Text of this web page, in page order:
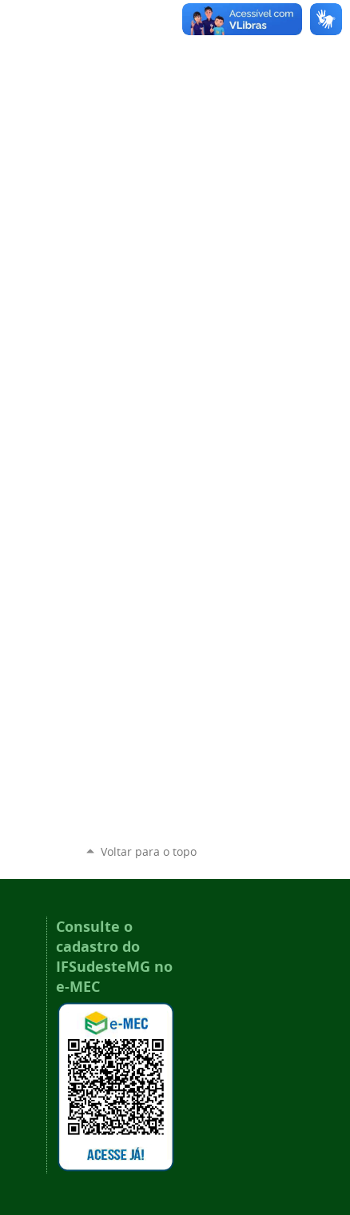
Voltar para o topo
Consulte o
cadastro do
IFSudesteMG no
e-MEC